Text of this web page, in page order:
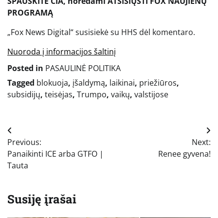
PROGRAMĄ
„Fox News Digital“ susisiekė su HHS dėl komentaro.
Nuoroda į informacijos šaltinį
Posted in PASAULINĖ POLITIKA
Tagged blokuoja, įšaldymą, laikinai, priežiūros,
subsidijų, teisėjas, Trumpo, vaikų, valstijose
Navigacija
tarp
įrašų
Previous:
Panaikinti ICE arba GTFO |
Tauta
Next:
Renee gyvena!
Susiję įrašai